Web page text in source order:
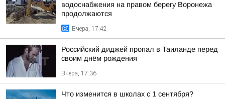
водоснабжения на правом берегу Воронежа
продолжаются
Вчера, 17:42
Российский диджей пропал в Таиланде перед
своим днём рождения
Вчера, 17:36
Что изменится в школах с 1 сентября?